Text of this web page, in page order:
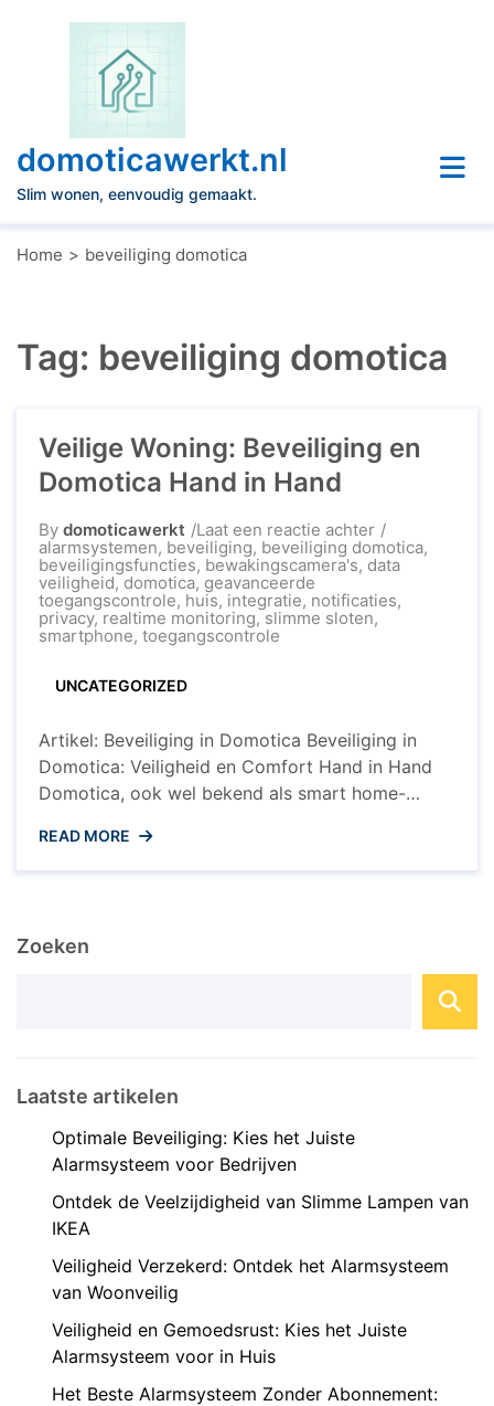
domoticawerkt.nl
Slim wonen, eenvoudig gemaakt.
Home beveiliging domotica
Tag: beveiliging domotica
Veilige Woning: Beveiliging en
Domotica Hand in Hand
By domoticawerkt Laat een reactie achterop
Veilige
Woning:
en
Domotica
Hand
alarmsystemen, beveiliging, beveiliging domotica,
beveiligingsfuncties, bewakingscamera's, data
veiligheid, domotica, geavanceerde
toegangscontrole, huis, integratie, notificaties,
privacy, realtime monitoring,slimme sloten,
smartphone, toegangscontrole
UNCATEGORIZED
Artikel: Beveiliging in Domotica Beveiliging in
Domotica: Veiligheid en Comfort Hand in Hand
Domotica, ook wel bekend als smart home-
gebied van gemak, efficiëntie en comfort in huis.
Echter, naast deze voordelen is beveiliging een
een ...
READ MORE
Zoeken
Laatste artikelen
Optimale Beveiliging: Kies het Juiste
Alarmsysteem voor Bedrijven
Ontdek de Veelzijdigheid van Slimme Lampen van
IKEA
Veiligheid Verzekerd: Ontdek het Alarmsysteem
van Woonveilig
Veiligheid en Gemoedsrust: Kies het Juiste
Alarmsysteem voor in Huis
Het Beste Alarmsysteem Zonder Abonnement: